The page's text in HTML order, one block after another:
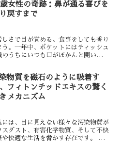
女性の奇跡：鼻が通る喜びを
戻すまで
さで目が覚める。食事をしても香り
。一年中、ポケットにはティッシュ
うちにいつも口がぽかんと開いてい
物質を磁石のように吸着す
フィトンチッドエキスの驚く
メカニズム
は、目に見えない様々な汚染物質が
ダスト、有害化学物質、そして不快
快適な生活を脅かす存在です。 従